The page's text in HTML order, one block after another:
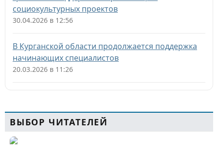
социокультурных проектов
30.04.2026 в 12:56
В Курганской области продолжается поддержка
начинающих специалистов
20.03.2026 в 11:26
ВЫБОР ЧИТАТЕЛЕЙ